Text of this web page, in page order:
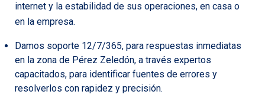
internet y la estabilidad de sus operaciones, en casa o
en la empresa.
Damos soporte 12/7/365, para respuestas inmediatas
en la zona de Pérez Zeledón, a través expertos
capacitados, para identificar fuentes de errores y
resolverlos con rapidez y precisión.